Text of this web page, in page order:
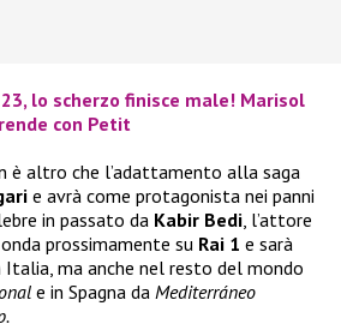
lo scherzo finisce male! Marisol
con Petit
è altro che l’adattamento alla saga
e avrà come protagonista nei panni
in passato da Kabir Bedi, l’attore
onda prossimamente su Rai 1 e sarà
ma anche nel resto del mondo
e in Spagna da Mediterráneo